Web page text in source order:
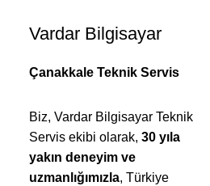
Vardar Bilgisayar
Çanakkale Teknik Servis
Biz, Vardar Bilgisayar Teknik
Servis ekibi olarak, 30 yıla
yakın deneyim ve
uzmanlığımızla, Türkiye